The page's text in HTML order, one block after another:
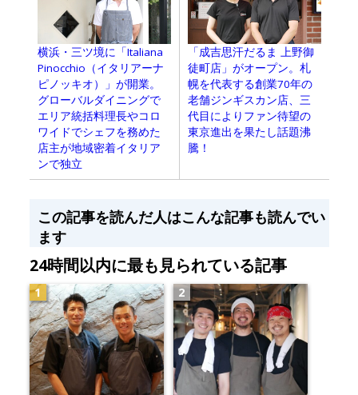
横浜・三ツ境に「Italiana
Pinocchio（イタリアーナ
ピノッキオ）」が開業。
グローバルダイニングで
エリア統括料理長やコロ
ワイドでシェフを務めた
店主が地域密着イタリア
ンで独立
「成吉思汗だるま 上野御
徒町店」がオープン。札
幌を代表する創業70年の
老舗ジンギスカン店、三
代目によりファン待望の
東京進出を果たし話題沸
騰！
この記事を読んだ人はこんな記事も読んでい
ます
24時間以内に最も見られている記事